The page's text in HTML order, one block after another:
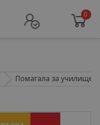
0
Помагала за училище